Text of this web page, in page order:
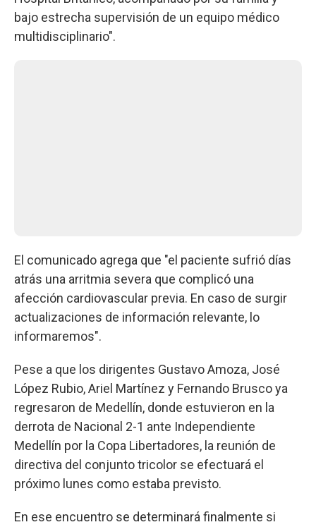
bajo estrecha supervisión de un equipo médico
multidisciplinario".
El comunicado agrega que "el paciente sufrió días
atrás una arritmia severa que complicó una
afección cardiovascular previa. En caso de surgir
actualizaciones de información relevante, lo
informaremos".
Pese a que los dirigentes Gustavo Amoza, José
López Rubio, Ariel Martínez y Fernando Brusco ya
regresaron de Medellín, donde estuvieron en la
derrota de Nacional 2-1 ante Independiente
Medellín por la Copa Libertadores, la reunión de
directiva del conjunto tricolor se efectuará el
próximo lunes como estaba previsto.
En ese encuentro se determinará finalmente si